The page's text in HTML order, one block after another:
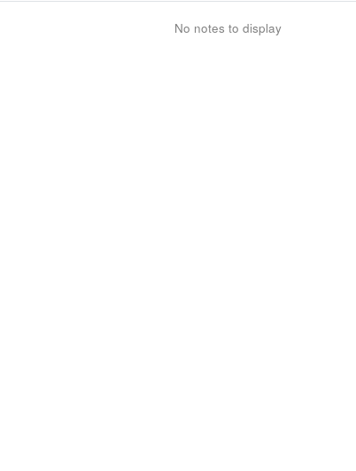
No notes to display